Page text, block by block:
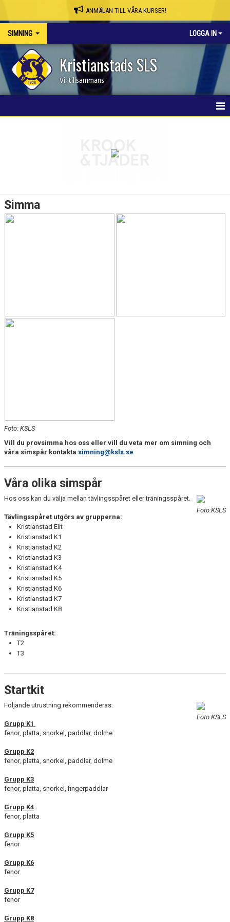
ANMÄLAN TILL VÅRA KURSER!
SIMNING LOGGA IN
Kristianstads SLS
Vi, tillsammans
SIMIADEN
Simma
Foto: KSLS
Vill du provsimma hos oss eller vill du veta mer om simning och
våra simspår kontakta simning@ksls.se
Våra olika simspår
Foto:KSLS
Hos oss kan du välja mellan tävlingsspåret eller träningsspåret.
Tävlingsspåret utgörs av grupperna:
Kristianstad Elit
Kristianstad K1
Kristianstad K2
Kristianstad K3
Kristianstad K4
Kristianstad K5
Kristianstad K6
Kristianstad K7
Kristianstad K8
Träningsspåret:
T2
T3
Startkit
Foto:KSLS
Följande utrustning rekommenderas:
Grupp K1
fenor, platta, snorkel, paddlar, dolme
Grupp K2
fenor, platta, snorkel, paddlar, dolme
Grupp K3
fenor, platta, snorkel, fingerpaddlar
Grupp K4
fenor, platta
Grupp K5
fenor
Grupp K6
fenor
Grupp K7
fenor
Grupp K8